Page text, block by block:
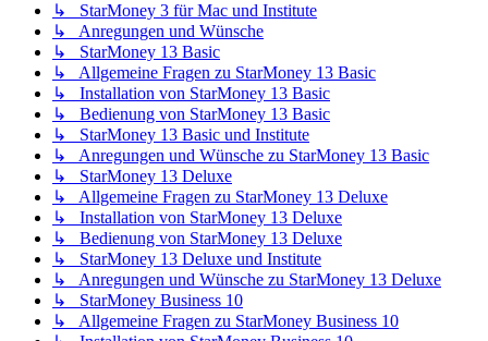
↳ StarMoney 3 für Mac und Institute
↳ Anregungen und Wünsche
↳ StarMoney 13 Basic
↳ Allgemeine Fragen zu StarMoney 13 Basic
↳ Installation von StarMoney 13 Basic
↳ Bedienung von StarMoney 13 Basic
↳ StarMoney 13 Basic und Institute
↳ Anregungen und Wünsche zu StarMoney 13 Basic
↳ StarMoney 13 Deluxe
↳ Allgemeine Fragen zu StarMoney 13 Deluxe
↳ Installation von StarMoney 13 Deluxe
↳ Bedienung von StarMoney 13 Deluxe
↳ StarMoney 13 Deluxe und Institute
↳ Anregungen und Wünsche zu StarMoney 13 Deluxe
↳ StarMoney Business 10
↳ Allgemeine Fragen zu StarMoney Business 10